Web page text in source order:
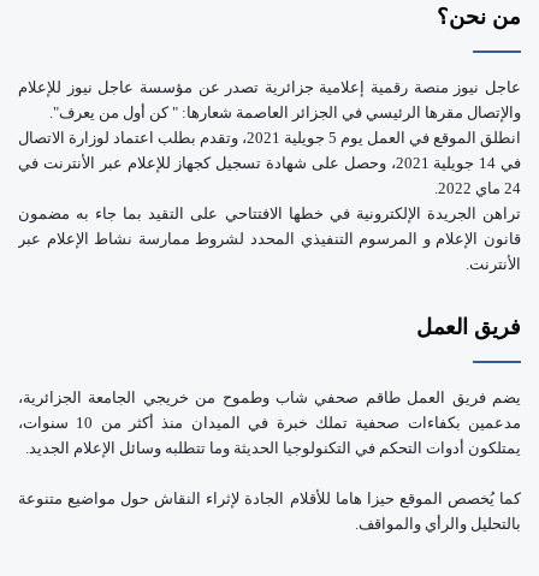
من نحن؟
عاجل نيوز منصة رقمية إعلامية جزائرية تصدر عن مؤسسة عاجل نيوز للإعلام
والإتصال مقرها الرئيسي في الجزائر العاصمة شعارها: " كن أول من يعرف".
انطلق الموقع في العمل يوم 5 جويلية 2021، وتقدم بطلب اعتماد لوزارة الاتصال
في 14 جويلية 2021، وحصل على شهادة تسجيل كجهاز للإعلام عبر الأنترنت في
24 ماي 2022.
تراهن الجريدة الإلكترونية في خطها الافتتاحي على التقيد بما جاء به مضمون
قانون الإعلام و المرسوم التنفيذي المحدد لشروط ممارسة نشاط الإعلام عبر
الأنترنت.
فريق العمل
يضم فريق العمل طاقم صحفي شاب وطموح من خريجي الجامعة الجزائرية،
مدعمين بكفاءات صحفية تملك خبرة في الميدان منذ أكثر من 10 سنوات،
يمتلكون أدوات التحكم في التكنولوجيا الحديثة وما تتطلبه وسائل الإعلام الجديد.
كما يُخصص الموقع حيزا هاما للأقلام الجادة لإثراء النقاش حول مواضيع متنوعة
بالتحليل والرأي والمواقف.